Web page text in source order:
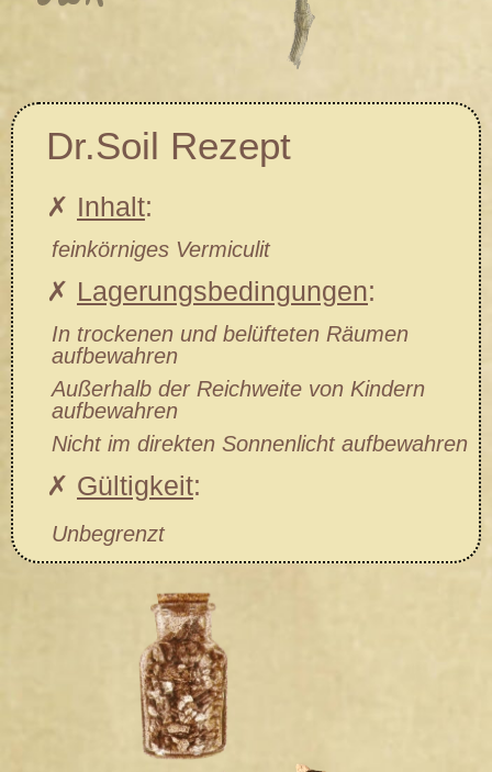
Dr.Soil Rezept
✗ Inhalt:
feinkörniges Vermiculit
✗ Lagerungsbedingungen:
In trockenen und belüfteten Räumen
aufbewahren
Außerhalb der Reichweite von Kindern
aufbewahren
Nicht im direkten Sonnenlicht aufbewahren
✗ Gültigkeit:
Unbegrenzt